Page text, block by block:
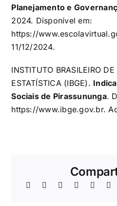
Planejamento e
2024. Disponível em:
https://
11/12/2024.
INSTITUTO BRASILEIRO DE
ESTATÍSTICA (IBGE).
Sociais de Pirassununga.
https://www.ibge.gov.br.